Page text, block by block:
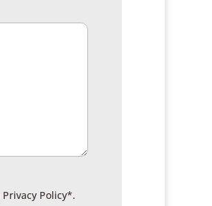
Privacy Policy*.